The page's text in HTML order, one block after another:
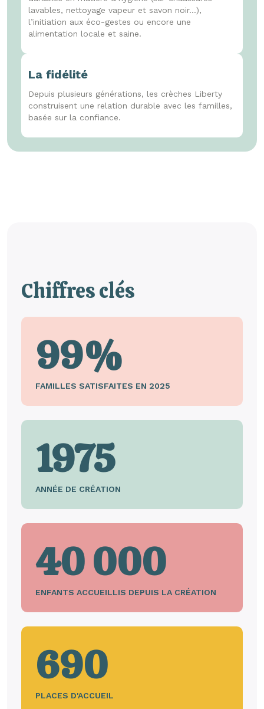
lavables, nettoyage vapeur et savon noir...),
l’initiation aux éco-gestes ou encore une
alimentation locale et saine.
La fidélité
Depuis plusieurs générations, les crèches Liberty
construisent une relation durable avec les familles,
basée sur la confiance.
Chiffres clés
99%
FAMILLES SATISFAITES EN 2025
1975
ANNÉE DE CRÉATION
40 000
ENFANTS ACCUEILLIS DEPUIS LA CRÉATION
690
PLACES D'ACCUEIL